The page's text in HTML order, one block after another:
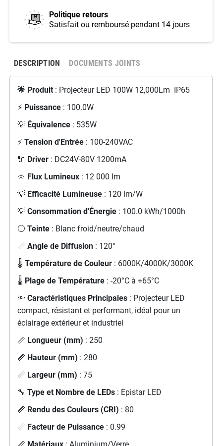
Politique retours
Satisfait ou remboursé pendant 14 jours
DESCRIPTION DOCUMENTS JOINTS
🌟 Produit: Projecteur LED 100W 12,000Lm IP65
⚡ Puissance: 100.0W
💡 Équivalence: 535W
⚡ Tension d'Entrée: 100-240VAC
🔌 Driver: DC24V-80V 1200mA
🔆 Flux Lumineux: 12 000 lm
💡 Efficacité Lumineuse: 120 lm/W
💡 Consommation d'Énergie: 100.0 kWh/1000h
⚪ Teinte: Blanc froid/neutre/chaud
📏 Angle de Diffusion: 120°
🌡️ Température de Couleur: 6000K/4000K/3000K
🌡️ Plage de Température: -20°C à +65°C
🔦 Caractéristiques Principales: Projecteur LED
compact, résistant et performant, idéal pour un
éclairage extérieur et industriel
📏 Longueur (mm) : 250
📏 Hauteur (mm) : 280
📏 Largeur (mm) : 75
🔧 Type et Nombre de LEDs: Epistar LED
📏 Rendu des Couleurs (CRI) : 80
📏 Facteur de Puissance: 0.99